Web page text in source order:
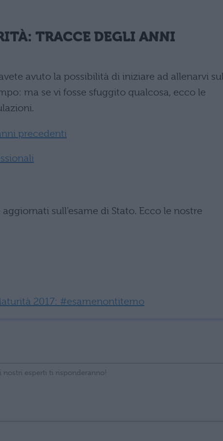
TRACCE DEGLI ANNI
avuto la possibilità di iniziare ad allenarvi
ma se vi fosse sfuggito qualcosa, ecco le
precedenti
sull’esame di Stato. Ecco le nostre
2017: #esamenontitemo